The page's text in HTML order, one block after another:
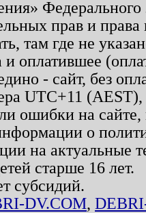
прав и
там где не
и оплатившее
- сайт, без
UTC+11
ошибки на
о
на актуальные
старше 16 лет.
субсидий.
DV.COM,